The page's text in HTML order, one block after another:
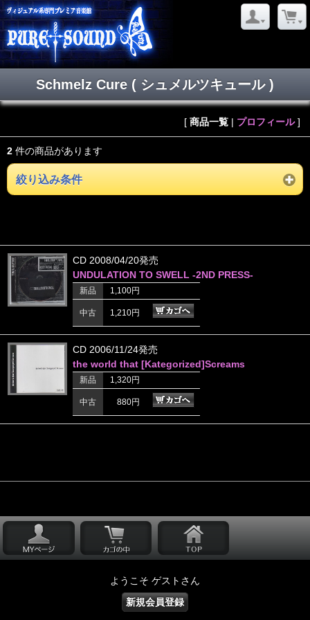
Schmelz Cure ( シュメルツキュール )
[ 商品一覧 | プロフィール]
2 件の商品があります
絞り込み条件
CD 2008/04/20発売
UNDULATION TO SWELL -2ND PRESS-
新品 1,100円
中古 1,210円
CD 2006/11/24発売
the world that [Kategorized]Screams
新品 1,320円
中古 880円
ようこそ ゲストさん
新規会員登録